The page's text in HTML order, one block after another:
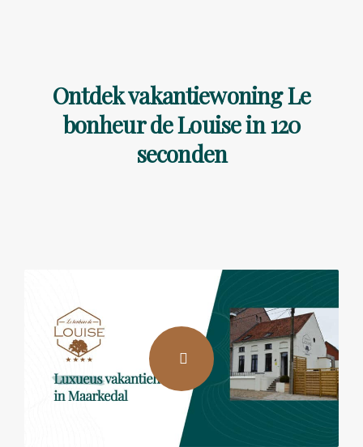
Ontdek vakantiewoning Le
bonheur de Louise in 120
seconden